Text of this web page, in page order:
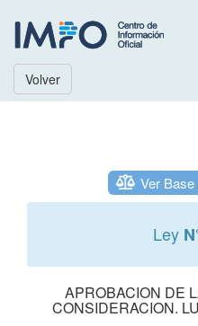
Volver
Ver
Ley
APROBACION DE
CONSIDERACION.